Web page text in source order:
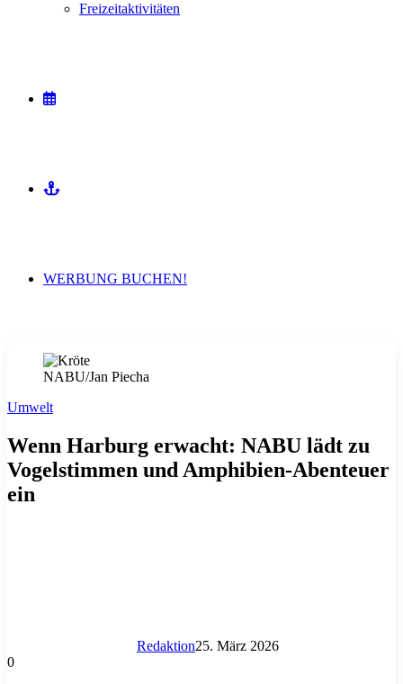
Freizeitaktivitäten
VERANSTALTUNGEN
MITMACHEN
WERBUNG BUCHEN!
NABU/Jan Piecha
Umwelt
Wenn Harburg erwacht: NABU lädt zu
Vogelstimmen und Amphibien-Abenteuer
ein
Redaktion25. März 2026
0